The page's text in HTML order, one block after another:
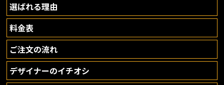
選ばれる理由
料金表
ご注文の流れ
デザイナーのイチオシ